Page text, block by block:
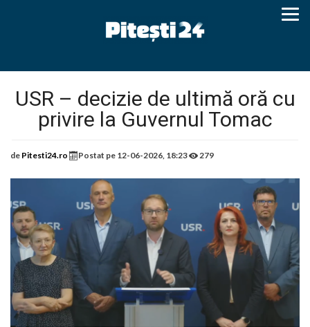
USR – decizie de ultimă oră cu
privire la Guvernul Tomac
de Pitesti24.ro Postat pe 12-06-2026, 18:23 279